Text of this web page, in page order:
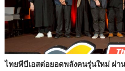
ไทยพีบีเอสต่อยอดพลังคนรุ่นใหม่ ผ่า